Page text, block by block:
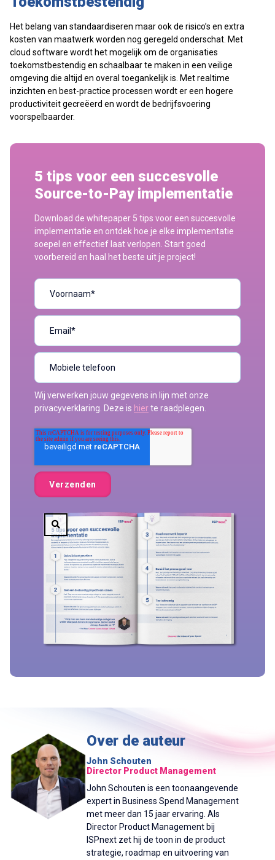
Het belang van standaardiseren maar ook de risico’s en extra
kosten van maatwerk worden nog geregeld onderschat. Met
cloud software wordt het mogelijk om de organisaties
toekomstbestendig en schaalbaar te maken in een veilige
omgeving die altijd en overal toegankelijk is. Met realtime
inzichten en best-practice processen wordt er een hogere
productiviteit gecreëerd en wordt de bedrijfsvoering
voorspelbaarder.
5 tips voor een succesvolle
Source-to-Pay implementatie
Download de whitepaper 5 tips voor een succesvolle
implementatie en ontdek hoe je elke implementatie
soepel en effectief laat verlopen. Start goed
voorbereid en haal het beste uit je project!
Wij verwerken jouw gegevens in lijn met onze
privacyverklaring. Deze is hierte raadplegen.
Over de auteur
John Schouten
Director Product Management
John Schouten is een toonaangevende
expert in Business Spend Management
met meer dan 15 jaar ervaring. Als
Director Product Management bij
ISPnext zet hij de toon in de product
strategie, roadmap en uitvoering van